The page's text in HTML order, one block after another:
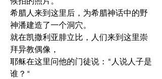
希腊人来到这里后，为希腊神话中的野
神潘建造了一个洞穴。
就在凯撒利亚腓立比，人们来到这里崇
拜异教偶像，
耶稣在这里问他的门徒说："人说人子是
谁？"